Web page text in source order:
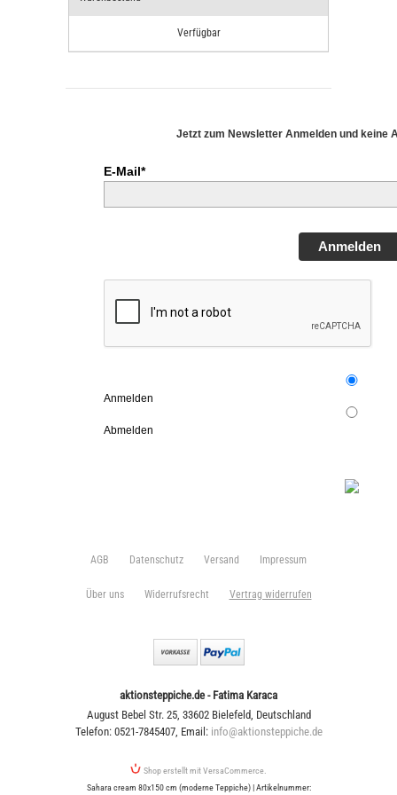
Verfügbar
Jetzt zum Newsletter Anmelden und keine
E-Mail*
Anmelden
Anmelden
Abmelden
AGB Datenschutz Versand Impressum
Über uns Widerrufsrecht Vertrag widerrufen
aktionsteppiche.de - Fatima Karaca
August Bebel Str. 25, 33602 Bielefeld, Deutschland
Telefon: 0521-7845407, Email: info@aktionsteppiche.de
Shop erstellt mit VersaCommerce.
Sahara cream 80x150 cm (moderne Teppiche) | Artikelnummer: